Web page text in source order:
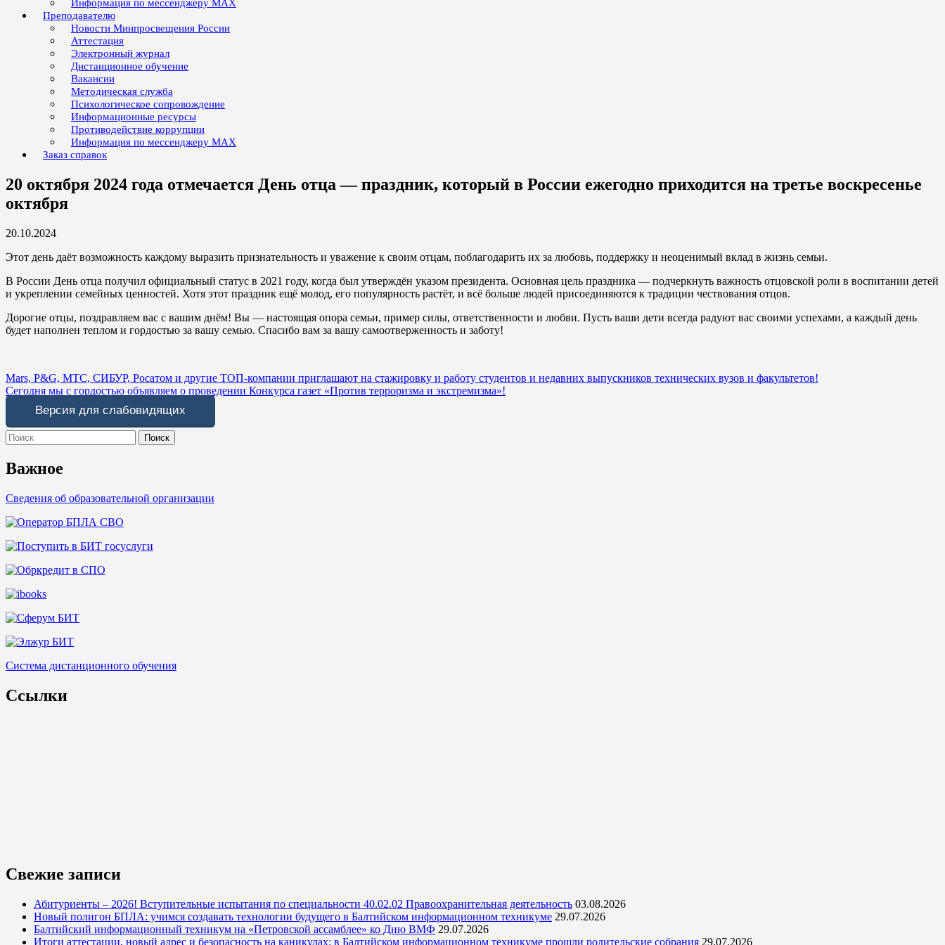
Информация по мессенджеру MAX
Преподавателю
Новости Минпросвещения России
Аттестация
Электронный журнал
Дистанционное обучение
Вакансии
Методическая служба
Психологическое сопровождение
Информационные ресурсы
Противодействие коррупции
Информация по мессенджеру MAX
Заказ справок
20 октября 2024 года отмечается День отца — праздник, который в России ежегодно приходится на третье воскресенье
октября
20.10.2024
Этот день даёт возможность каждому выразить признательность и уважение к своим отцам, поблагодарить их за любовь, поддержку и неоценимый вклад в жизнь семьи.
В России День отца получил официальный статус в 2021 году, когда был утверждён указом президента. Основная цель праздника — подчеркнуть важность отцовской роли в воспитании детей
и укреплении семейных ценностей. Хотя этот праздник ещё молод, его популярность растёт, и всё больше людей присоединяются к традиции чествования отцов.
Дорогие отцы, поздравляем вас с вашим днём! Вы — настоящая опора семьи, пример силы, ответственности и любви. Пусть ваши дети всегда радуют вас своими успехами, а каждый день
будет наполнен теплом и гордостью за вашу семью. Спасибо вам за вашу самоотверженность и заботу!
Навигация
по
записям
Mars, P&G, МТС, СИБУР, Росатом и другие ТОП-компании приглашают на стажировку и работу студентов и недавних выпускников технических вузов и факультетов!
Сегодня мы с гордостью объявляем о проведении Конкурса газет «Против терроризма и экстремизма»!
Версия для слабовидящих
Search
for:
Важное
Сведения об образовательной организации
Система дистанционного обучения
Ссылки
Свежие записи
Абитуриенты – 2026! Вступительные испытания по специальности 40.02.02 Правоохранительная деятельность 03.08.2026
Новый полигон БПЛА: учимся создавать технологии будущего в Балтийском информационном техникуме 29.07.2026
Балтийский информационный техникум на «Петровской ассамблее» ко Дню ВМФ 29.07.2026
Итоги аттестации, новый адрес и безопасность на каникулах: в Балтийском информационном техникуме прошли родительские собрания 29.07.2026